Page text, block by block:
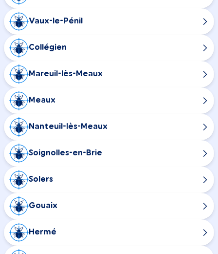
Vaux-le-Pénil
Collégien
Mareuil-lès-Meaux
Meaux
Nanteuil-lès-Meaux
Soignolles-en-Brie
Solers
Gouaix
Hermé